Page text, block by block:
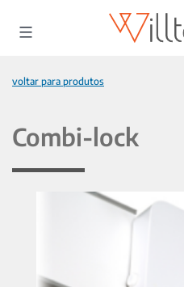
para
voltar para produtos
Combi-lock